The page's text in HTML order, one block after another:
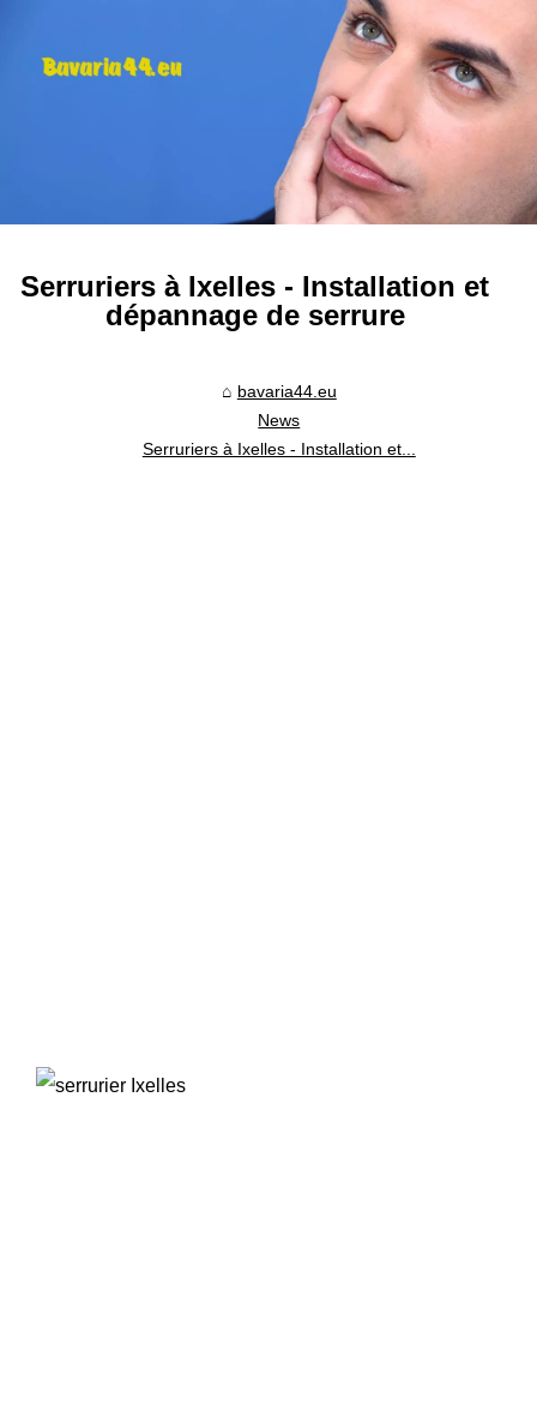
Serruriers à Ixelles - Installation et
dépannage de serrure
bavaria44.eu
News
Serruriers à Ixelles - Installation et...